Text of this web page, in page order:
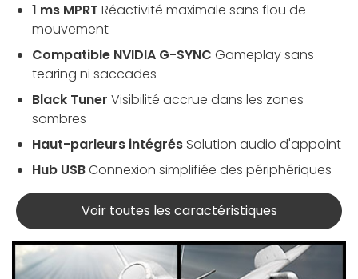
1 ms MPRT Réactivité maximale sans flou de
mouvement
Compatible NVIDIA G-SYNC Gameplay sans
tearing ni saccades
Black Tuner Visibilité accrue dans les zones
sombres
Haut-parleurs intégrés Solution audio d'appoint
Hub USBConnexion simplifiée des périphériques
Voir toutes les caractéristiques